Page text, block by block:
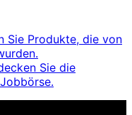
Sie Produkte, die von
Sie die